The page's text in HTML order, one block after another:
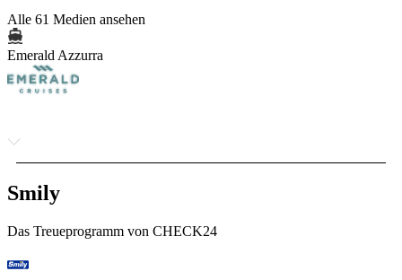
Alle 61 Medien ansehen
Emerald Azzurra
Smily
Das Treueprogramm von CHECK24